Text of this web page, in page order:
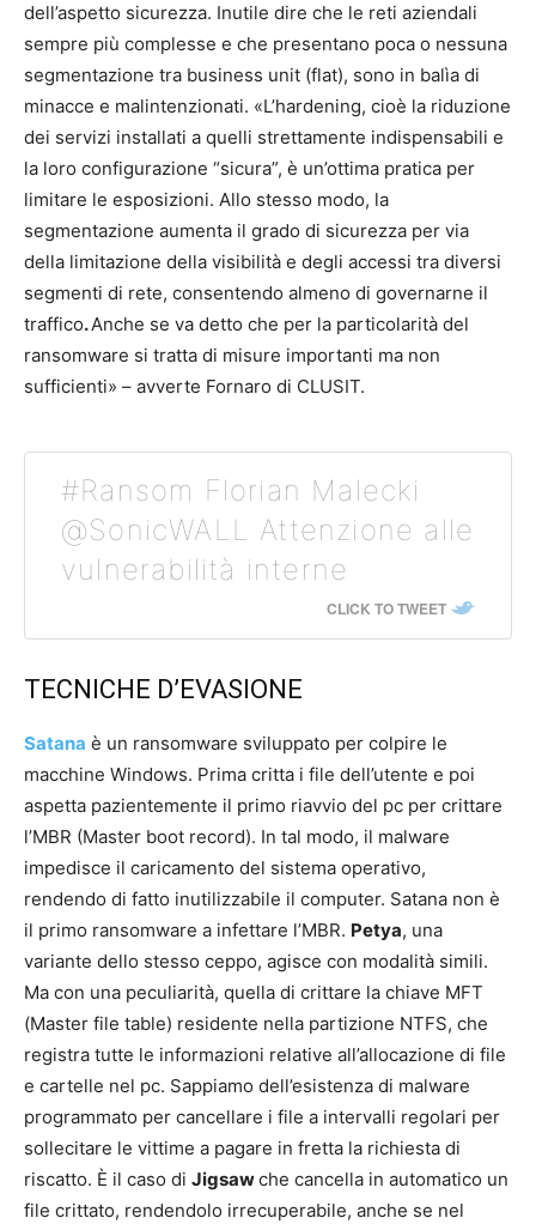
dell’aspetto sicurezza. Inutile dire che le reti aziendali
sempre più complesse e che presentano poca o nessuna
segmentazione tra business unit (flat), sono in balìa di
minacce e malintenzionati. «L’hardening, cioè la riduzione
dei servizi installati a quelli strettamente indispensabili e
la loro configurazione “sicura”, è un’ottima pratica per
limitare le esposizioni. Allo stesso modo, la
segmentazione aumenta il grado di sicurezza per via
della limitazione della visibilità e degli accessi tra diversi
segmenti di rete, consentendo almeno di governarne il
traffico.Anche se va detto che per la particolarità del
ransomware si tratta di misure importanti ma non
sufficienti» – avverte Fornaro di CLUSIT.
#Ransom Florian Malecki
@SonicWALL Attenzione alle
vulnerabilità interne
CLICK TO TWEET
TECNICHE D’EVASIONE
Satana è un ransomware sviluppato per colpire le
macchine Windows. Prima critta i file dell’utente e poi
aspetta pazientemente il primo riavvio del pc per crittare
l’MBR (Master boot record). In tal modo, il malware
impedisce il caricamento del sistema operativo,
rendendo di fatto inutilizzabile il computer. Satana non è
il primo ransomware a infettare l’MBR. Petya, una
variante dello stesso ceppo, agisce con modalità simili.
Ma con una peculiarità, quella di crittare la chiave MFT
(Master file table) residente nella partizione NTFS, che
registra tutte le informazioni relative all’allocazione di file
e cartelle nel pc. Sappiamo dell’esistenza di malware
programmato per cancellare i file a intervalli regolari per
sollecitare le vittime a pagare in fretta la richiesta di
riscatto. È il caso di Jigsawche cancella in automatico un
file crittato, rendendolo irrecuperabile, anche se nel